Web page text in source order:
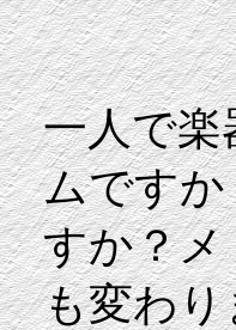
一人で楽
ムです
すか？
も変わ